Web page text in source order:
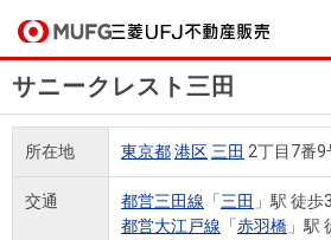
買いたい
売りたい
サニークレスト三田
所在地 東京都港区 三田 2丁目7番9
交通 都営三田線 「三田 」駅 徒歩
都営大江戸線 「赤羽橋 」駅